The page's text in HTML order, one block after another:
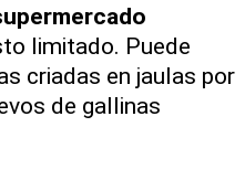
limitado. Puede
criadas en jaulas por
de gallinas